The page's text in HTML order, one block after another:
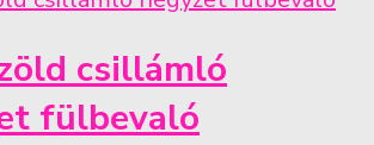
csillámló
fülbevaló